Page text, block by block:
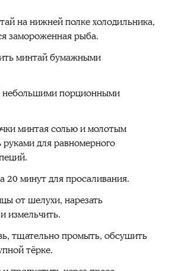
на нижней полке холодильника,
замороженная рыба.
минтай бумажными
небольшими порционными
минтая солью и молотым
руками для равномерного
20 минут для просаливания.
от шелухи, нарезать
измельчить.
тщательно промыть, обсушить
тёрке.